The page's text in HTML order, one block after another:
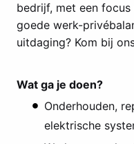
bedrijf, met een
goede werk-
uitdaging? Kom bij
Wat ga je doen?
Onderhouden,
elektrische